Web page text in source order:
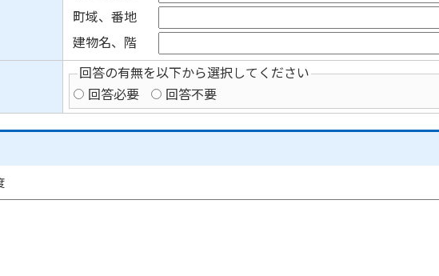
町域、番地
建物名、階
回答の有無を以下から選択してください
回答必要
回答不要